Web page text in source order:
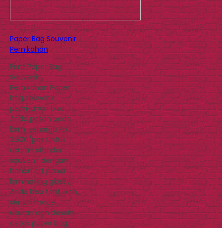
Paper Bag Souvenir
Pernikahan
Print Paper Bag
Souvenir
Pernikahan Paper
bag souvenir
pernikahan bisa
Anda pesan pada
kami seharga Rp.
3.500/pcs untuk
ukuran standar
souvenir dengan
bahan art paper
laminating glossy.
Anda bisa tentukan
sendiri model,
ukuran dan desain
cetak paper bag.